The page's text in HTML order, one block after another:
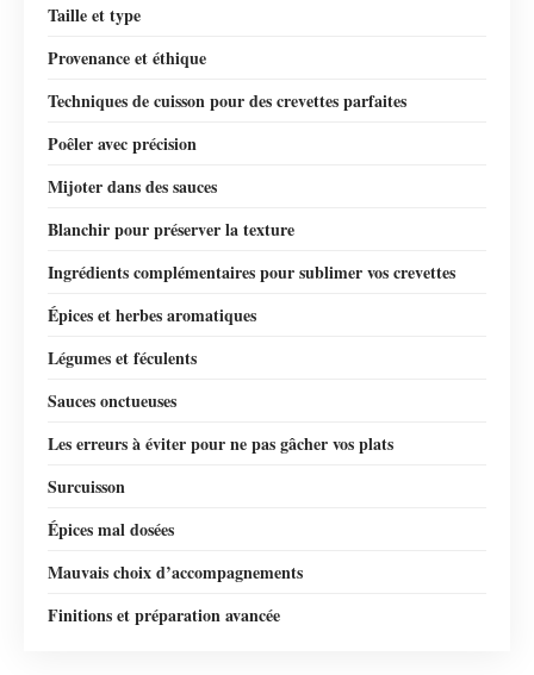
Taille et type
Provenance et éthique
Techniques de cuisson pour des crevettes parfaites
Poêler avec précision
Mijoter dans des sauces
Blanchir pour préserver la texture
Ingrédients complémentaires pour sublimer vos crevettes
Épices et herbes aromatiques
Légumes et féculents
Sauces onctueuses
Les erreurs à éviter pour ne pas gâcher vos plats
Surcuisson
Épices mal dosées
Mauvais choix d’accompagnements
Finitions et préparation avancée